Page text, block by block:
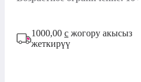
1000,00 с жогору акысыз
жеткирүү